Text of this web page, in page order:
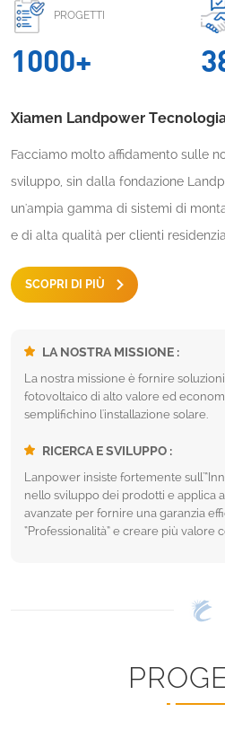
PROGETTI
1000+ 3
Xiamen Landpower
Facciamo molto affidamento sulle
sviluppo, sin dalla fondazione
un'ampia gamma di sistemi di
e di alta qualità per clienti
di energia rinnovabile che
SCOPRI DI PIÙ
LA NOSTRA MISSIONE :
La nostra missione è fornire
fotovoltaico di alto valore ed
semplifichino l'installazione solare.
RICERCA E SVILUPPO :
Lanpower insiste fortemente
nello sviluppo dei prodotti e applica
avanzate per fornire una garanzia
“Professionalità” e creare più valore